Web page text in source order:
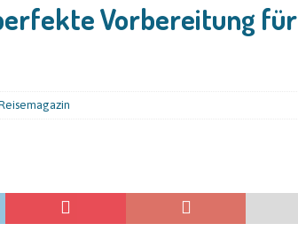
Vorbereitung für